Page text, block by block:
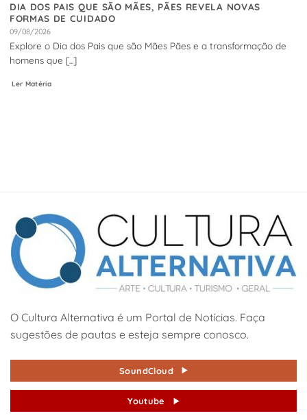
DIA DOS PAIS QUE SÃO MÃES, PÃES REVELA NOVAS
FORMAS DE CUIDADO
09/08/2026
Explore o Dia dos Pais que são Mães Pães e a transformação de
homens que [...]
Ler Matéria
O Cultura Alternativa é um Portal de Notícias. Faça
sugestões de pautas e esteja sempre conosco.
SoundCloud
Youtube